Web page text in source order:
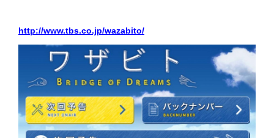
http://www.tbs.co.jp/wazabito/